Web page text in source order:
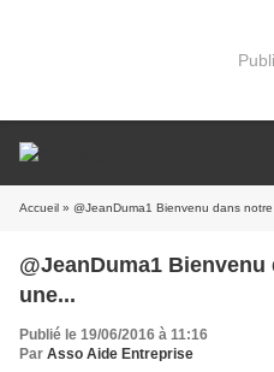
Accueil » @JeanDuma1 Bienvenu dans notre
@JeanDuma1
une...
Publié le 19/06/2016 à 11:16
Par Asso Aide Entreprise